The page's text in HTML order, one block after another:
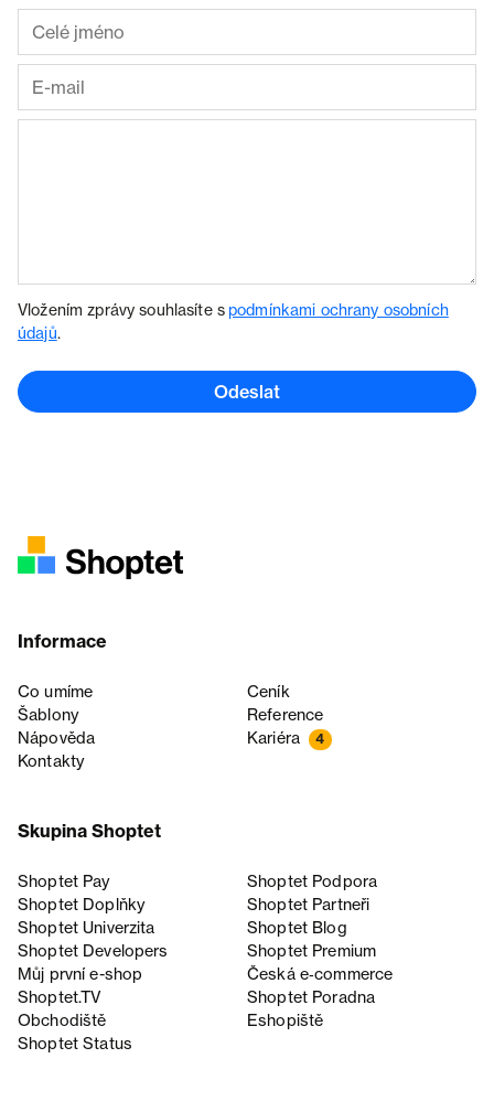
Vložením zprávy souhlasíte spodmínkami ochrany osobních
údajů.
Odeslat
Informace
Co umíme
Ceník
Šablony
Reference
Nápověda
Kariéra 4
Kontakty
Skupina Shoptet
Shoptet Pay
Shoptet Podpora
Shoptet Doplňky
Shoptet Partneři
Shoptet Univerzita
Shoptet Blog
Shoptet Developers
Shoptet Premium
Můj první e-shop
Česká e‑commerce
Shoptet.TV
Shoptet Poradna
Obchodiště
Eshopiště
Shoptet Status